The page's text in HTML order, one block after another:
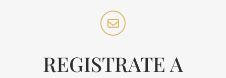
REGISTRATE A